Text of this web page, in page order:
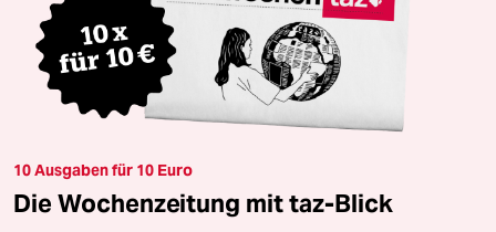
10 Ausgaben für 10 Euro
Die Wochenzeitung mit taz-Blick